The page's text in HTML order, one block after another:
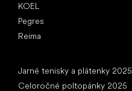
KOEL
Pegres
Reima
Jarné tenisky a plátenky 2025
Celoročné poltopánky 2025